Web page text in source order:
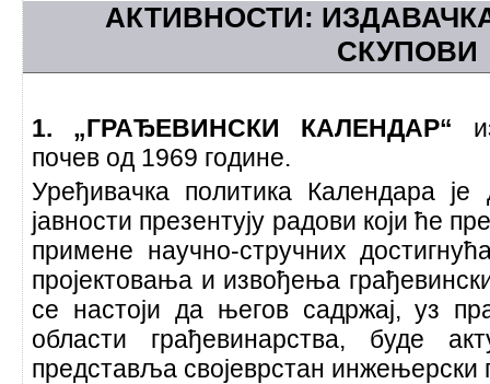
АКТИВНОСТИ:
СКУПОВИ
1. „ГРАЂЕВИНСКИ КАЛЕНДАР“
почев од 1969 године.
Уређивачка политика Календара је
јавности презентују радови који ће
примене научно-стручних
пројектовања и извођења
се настоји да његов садржај, уз
области грађевинарства, буде
представља својеврстан